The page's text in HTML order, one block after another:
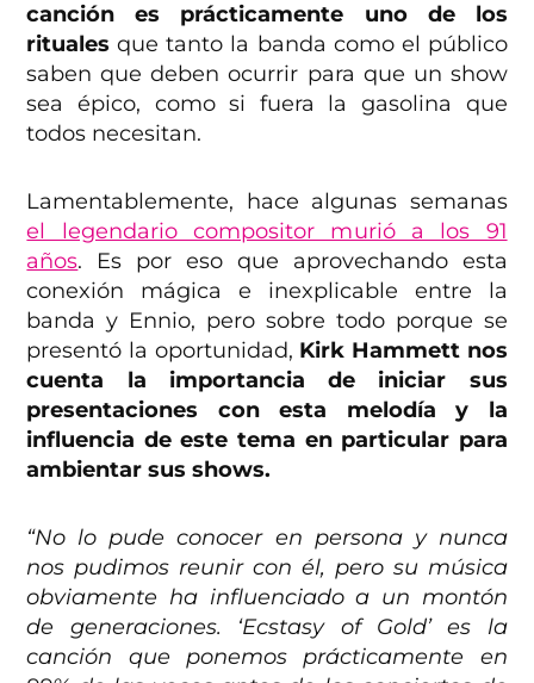
canción es prácticamente uno de los
rituales que tanto la banda como el público
saben que deben ocurrir para que un show
sea épico, como si fuera la gasolina que
todos necesitan.
Lamentablemente, hace algunas semanas
el legendario compositor murió a los 91
años. Es por eso que aprovechando esta
conexión mágica e inexplicable entre la
banda y Ennio, pero sobre todo porque se
presentó la oportunidad, Kirk Hammett nos
cuenta la importancia de iniciar sus
presentaciones con esta melodía y la
influencia de este tema en particular para
ambientar sus shows.
“No lo pude conocer en persona y nunca
nos pudimos reunir con él, pero su música
obviamente ha influenciado a un montón
de generaciones. ‘Ecstasy of Gold’ es la
canción que ponemos prácticamente en